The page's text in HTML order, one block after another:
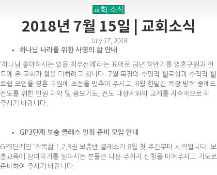
교회 소식
2018년 7월 15일 | 교회소식
July 17, 2018
하나님 나라를 위한 사명의 삶 안내
‘하나님 좋아하시는 일을 최우선에’라는 표어로 금년 하반기를 영혼구원과 전
도에 온 교회가 힘을 다하려고 합니다. 7월 목장의 수평적 휄로쉽과 수직적 휄
로쉽 모임을 영혼 구원에 초점을 맞추어 주시고, 8월 한달간 목장 방학 중에도
전도를 위한 인원 파악 및 중보기도, 전도 대상자와의 교제를 지속적으로 해
주시기 바랍니다.
GP3단계 보충 클래스 일정 준비 모임 안내
GP3단계인 ‘작목삶 1,2,3권 보충반 클래스가 8월 첫 주간부터 시작됩니다. 보
충교육에 참여하기를 원하시는 분들은 다음 주까지 신청을 마쳐주시고 기도로
준비하여 주시기 바랍니다.